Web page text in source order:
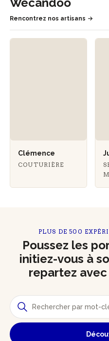
Rencontrez nos artisans
Clémence
COUTURIÈRE
PLUS DE 500
Poussez les
initiez-vous à
repartez